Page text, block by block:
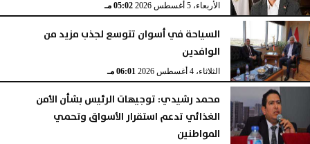
الأربعاء، 5 أغسطس 2026 05:02 مـ
السياحة في أسوان تتوسع لجذب مزيد من
الوافدين
الثلاثاء، 4 أغسطس 2026 06:01 مـ
محمد رشيدي: توجيهات الرئيس بشأن الأمن
الغذائي تدعم استقرار الأسواق وتحمي
المواطنين